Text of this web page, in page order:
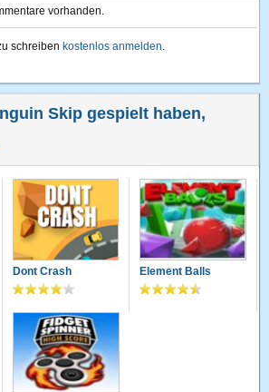
vorhanden.
schreiben kostenlos anmelden.
Skip gespielt haben,
Dont Crash Element Balls